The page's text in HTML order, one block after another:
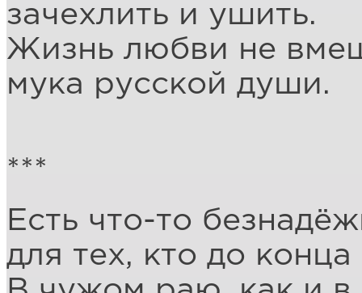
зачехлить и ушить.
Жизнь любви не
мука русской души.
***
Есть что-то
для тех, кто до